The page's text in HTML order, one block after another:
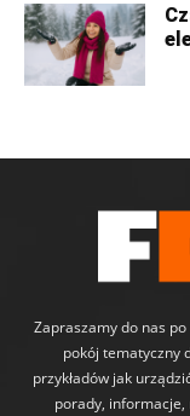
Zapraszamy do nas
pokój tematyczny
przykładów jak
porady,